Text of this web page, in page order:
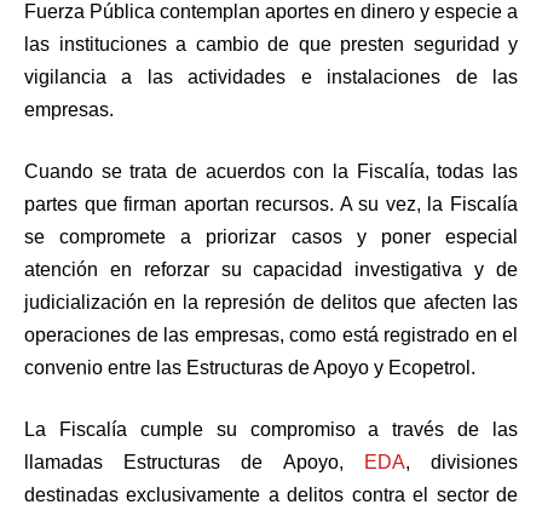
Fuerza Pública contemplan aportes en dinero y especie a
las instituciones a cambio de que presten seguridad y
vigilancia a las actividades e instalaciones de las
empresas.
Cuando se trata de acuerdos con la Fiscalía, todas las
partes que firman aportan recursos. A su vez, la Fiscalía
se compromete a priorizar casos y poner especial
atención en reforzar su capacidad investigativa y de
judicialización en la represión de delitos que afecten las
operaciones de las empresas, como está registrado en el
convenio entre las Estructuras de Apoyo y Ecopetrol.
La Fiscalía cumple su compromiso a través de las
llamadas Estructuras de Apoyo,
EDA, divisiones
destinadas exclusivamente a delitos contra el sector de